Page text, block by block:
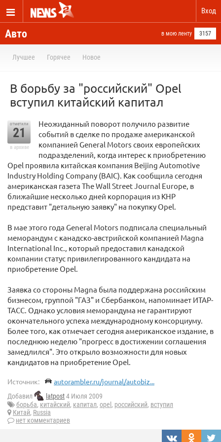
Вход
Авто в мою ленту 3157
Лучшее Горячее Новое
В борьбу за "российский" Opel
вступил китайский капитал
отметили
21
в архиве
Неожиданный поворот получило развитие
событий в сделке по продаже американской
компанией General Motors своих европейских
подразделений, когда интерес к приобретению
Opel проявила китайская компания Beijing Automotive
Industry Holding Company (BAIC). Как сообщила сегодня
американская газета The Wall Street Journal Europe, в
ближайшие несколько дней корпорация из КНР
представит "детальную заявку" на покупку Opel.
В мае этого года General Motors подписала специальный
меморандум с канадско-австрийской компанией Magna
International Inc., который предоставил канадской
компании статус привилегированного кандидата на
приобретение Opel.
Заявка со стороны Magna была поддержана российским
бизнесом, группой "ГАЗ" и Сбербанком, напоминает ИТАР-
ТАСС. Однако условия меморандума не гарантируют
окончательного успеха международному консорциуму.
Более того, как отмечает сегодня американское издание, в
последнюю неделю "прогресс в достижении соглашения
замедлился". Это открыло возможности для новых
кандидатов на приобретение Opel.
Источник: autorambler.ru/journal/autobiz...
Добавил latpost4 Июля 2009
борьба, китайский, капитал, opel , российский, вступил
Китай, Russia
нет комментариев